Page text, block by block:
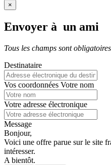
×
Envoyer à un ami
Tous les champs sont obligatoires
Destinataire
Vos coordonnées Votre nom
Votre adresse électronique
Message
Bonjour,
Voici une offre parue sur le site
intéresser.
A bientôt.